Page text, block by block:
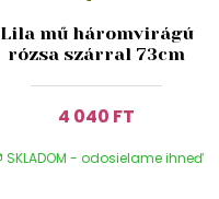
Lila mű háromvirágú
rózsa szárral 73cm
4 040 FT
SKLADOM - odosielame ihneď